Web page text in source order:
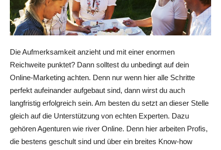
Die Aufmerksamkeit anzieht und mit einer enormen
Reichweite punktet? Dann solltest du unbedingt auf dein
Online-Marketing achten. Denn nur wenn hier alle Schritte
perfekt aufeinander aufgebaut sind, dann wirst du auch
langfristig erfolgreich sein. Am besten du setzt an dieser Stelle
gleich auf die Unterstützung von echten Experten. Dazu
gehören Agenturen wie river Online. Denn hier arbeiten Profis,
die bestens geschult sind und über ein breites Know-how